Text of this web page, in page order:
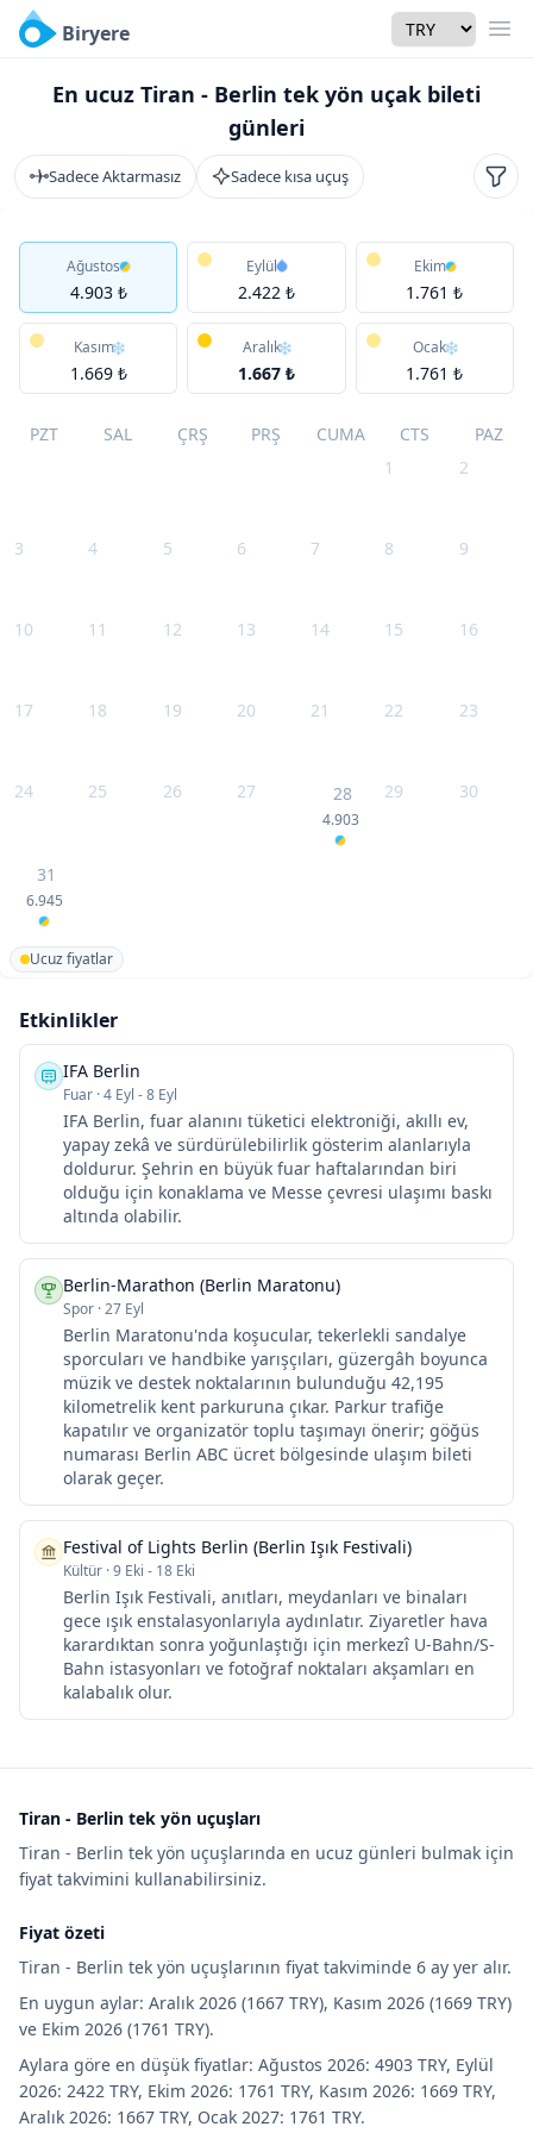
Biryere Currency
En ucuz Tiran - Berlin tek yön uçak bileti
günleri
Sadece Aktarmasız Sadece kısa uçuş
Ağustos
4.903 ₺
Eylül
2.422 ₺
Ekim
1.761 ₺
Kasım
1.669 ₺
Aralık
1.667 ₺
Ocak
1.761 ₺
PZT SAL ÇRŞ PRŞ CUMA CTS
PAZ
1
2
3 4 5 6 7 8 9
10 11 12 13 14 15 16
17 18 19 20 21 22 23
24 25 26 27 28
4.903
29 30
31
6.945
Ucuz fiyatlar
Etkinlikler
IFA Berlin
Fuar ·4 Eyl - 8 Eyl
IFA Berlin, fuar alanını tüketici elektroniği, akıllı ev,
yapay zekâ ve sürdürülebilirlik gösterim alanlarıyla
doldurur. Şehrin en büyük fuar haftalarından biri
olduğu için konaklama ve Messe çevresi ulaşımı baskı
altında olabilir.
Berlin-Marathon (Berlin Maratonu)
Spor ·27 Eyl
Berlin Maratonu'nda koşucular, tekerlekli sandalye
sporcuları ve handbike yarışçıları, güzergâh boyunca
müzik ve destek noktalarının bulunduğu 42,195
kilometrelik kent parkuruna çıkar. Parkur trafiğe
kapatılır ve organizatör toplu taşımayı önerir; göğüs
numarası Berlin ABC ücret bölgesinde ulaşım bileti
olarak geçer.
Festival of Lights Berlin (Berlin Işık Festivali)
Kültür ·9 Eki - 18 Eki
Berlin Işık Festivali, anıtları, meydanları ve binaları
gece ışık enstalasyonlarıyla aydınlatır. Ziyaretler hava
karardıktan sonra yoğunlaştığı için merkezî U-Bahn/S-
Bahn istasyonları ve fotoğraf noktaları akşamları en
kalabalık olur.
Tiran - Berlin tek yön uçuşları
Tiran - Berlin tek yön uçuşlarında en ucuz günleri bulmak için
fiyat takvimini kullanabilirsiniz.
Fiyat özeti
Tiran - Berlin tek yön uçuşlarının fiyat takviminde 6 ay yer alır.
En uygun aylar: Aralık 2026 (1667 TRY), Kasım 2026 (1669 TRY)
ve Ekim 2026 (1761 TRY).
Aylara göre en düşük fiyatlar: Ağustos 2026: 4903 TRY, Eylül
2026: 2422 TRY, Ekim 2026: 1761 TRY, Kasım 2026: 1669 TRY,
Aralık 2026: 1667 TRY, Ocak 2027: 1761 TRY.